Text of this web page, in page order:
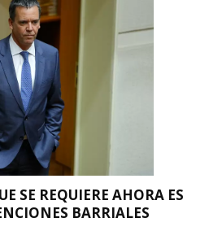
SE REQUIERE AHORA ES
BARRIALES